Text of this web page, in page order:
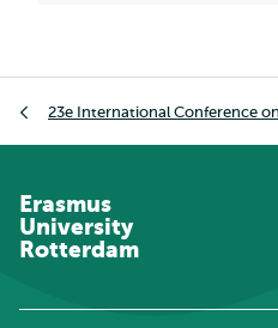
23e International Conference
Erasmus
University
Rotterdam